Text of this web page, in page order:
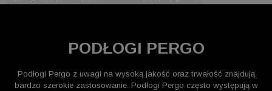
PODŁOGI PERGO
Podłogi Pergo z uwagi na wysoką jakość oraz trwałość znajdują
bardzo szerokie zastosowanie. Podłogi Pergo często występują w